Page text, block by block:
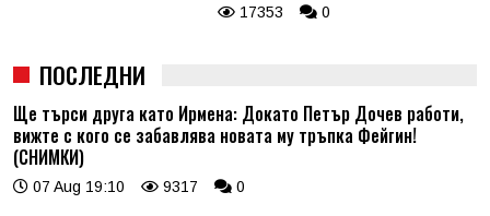
17353 0
ПОСЛЕДНИ
Ще търси друга като Ирмена: Докато Петър Дочев работи,
вижте с кого се забавлява новата му тръпка Фейгин!
(СНИМКИ)
07 Aug 19:10 9317 0